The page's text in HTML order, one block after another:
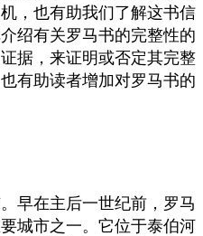
，也有助我们了解这书信
绍有关罗马书的完整性的
据，来证明或否定其完整
有助读者增加对罗马书的
早在主后一世纪前，罗马
城市之一。它位于泰伯河